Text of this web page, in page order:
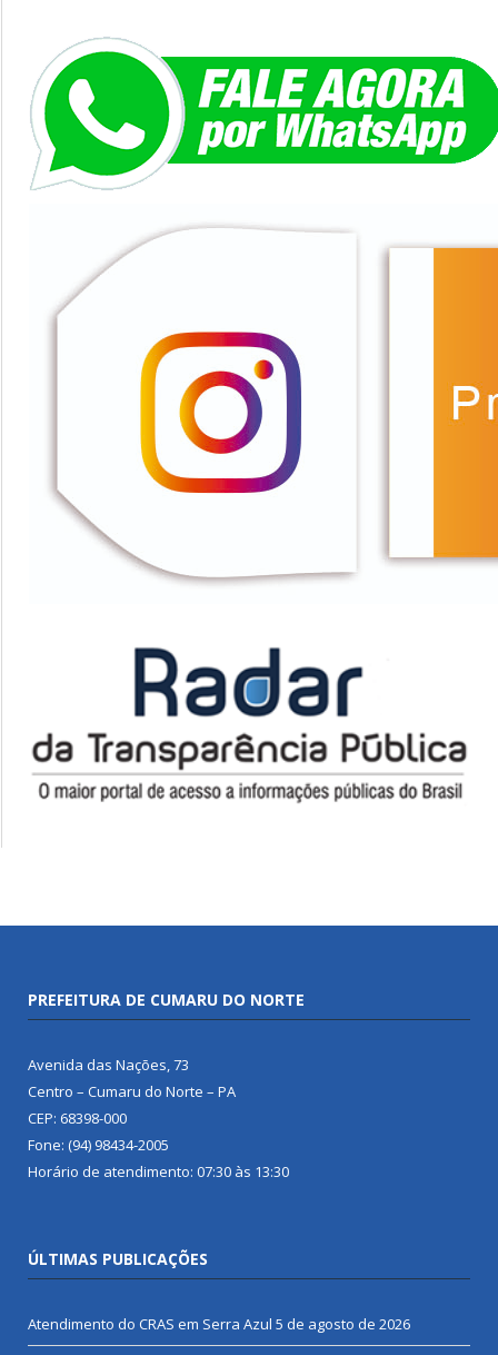
PREFEITURA DE CUMARU DO NORTE
Avenida das Nações, 73
Centro – Cumaru do Norte – PA
CEP: 68398-000
Fone: (94) 98434-2005
Horário de atendimento: 07:30 às 13:30
ÚLTIMAS PUBLICAÇÕES
Atendimento do CRAS em Serra Azul 5 de agosto de 2026